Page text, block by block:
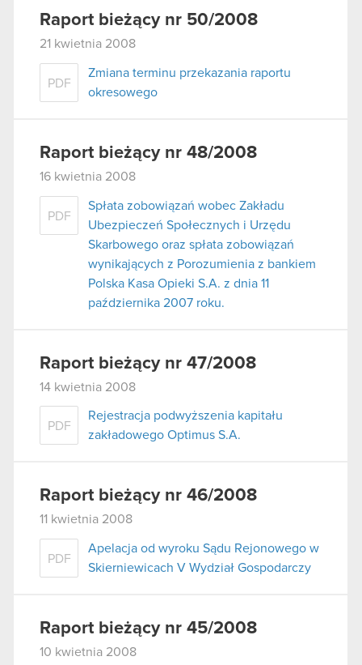
Raport bieżący nr 50/2008
21 kwietnia 2008
PDF
Zmiana terminu przekazania raportu
okresowego
Raport bieżący nr 48/2008
16 kwietnia 2008
PDF
Spłata zobowiązań wobec Zakładu
Ubezpieczeń Społecznych i Urzędu
Skarbowego oraz spłata zobowiązań
wynikających z Porozumienia z bankiem
Polska Kasa Opieki S.A. z dnia 11
października 2007 roku.
Raport bieżący nr 47/2008
14 kwietnia 2008
PDF
Rejestracja podwyższenia kapitału
zakładowego Optimus S.A.
Raport bieżący nr 46/2008
11 kwietnia 2008
PDF
Apelacja od wyroku Sądu Rejonowego w
Skierniewicach V Wydział Gospodarczy
Raport bieżący nr 45/2008
10 kwietnia 2008